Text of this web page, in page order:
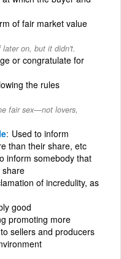
of fair market value
on, but it didn't.
or congratulate for
the rules
fair sex—not lovers,
Used to inform
than their share, etc
inform somebody that
share
of incredulity, as
good
promoting more
sellers and producers